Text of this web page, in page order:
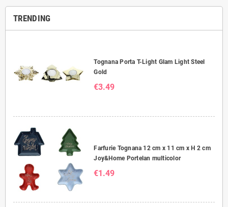
TRENDING
Tognana Porta T-Light Glam Light Steel
Gold
€3.49
Farfurie Tognana 12 cm x 11 cm x H 2 cm
Joy&Home Portelan multicolor
€1.49